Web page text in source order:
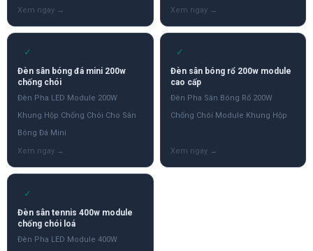
✓
Đèn sân bóng đá mini 200w
chống chói
Đèn Pha LED Module 200W
Khung Hộp Chống Chói Cho Sân
Bóng Đá Mini
✓
Đèn sân bóng rổ 200w module
cao cấp
Đèn Pha Sân Bóng Rổ 200W
Chống Chói Module Khung Hộp
✓
Đèn sân tennis 400w module
chống chói loá
Đèn Pha LED Module 400W